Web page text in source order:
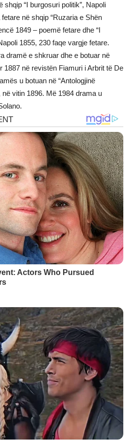
shqip “I burgosuri politik”, Napoli
në shqip “Ruzaria e Shën
1849 – poemë fetare dhe “I
1855, 230 faqe vargje fetare.
dramë e shkruar dhe e botuar në
1887 në revistën Fiamuri i Arbrit të De
u botuan në “Antologjinë
vitin 1896. Më 1984 drama u